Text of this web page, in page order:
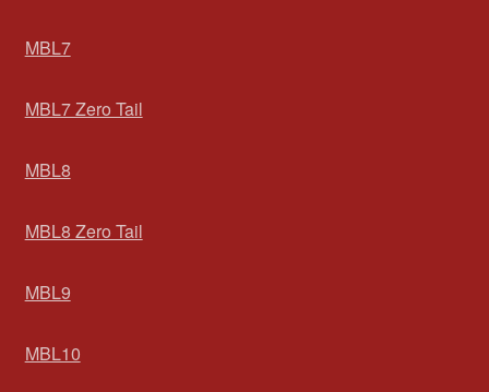
MBL7
MBL7 Zero Tail
MBL8
MBL8 Zero Tail
MBL9
MBL10